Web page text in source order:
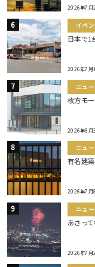
2026年7月
イベ
日本で1
2026年7月
ニュ
枚方モ
2026年8月
ニュ
有名建
2026年7月
ニュ
あさっ
2026年7月